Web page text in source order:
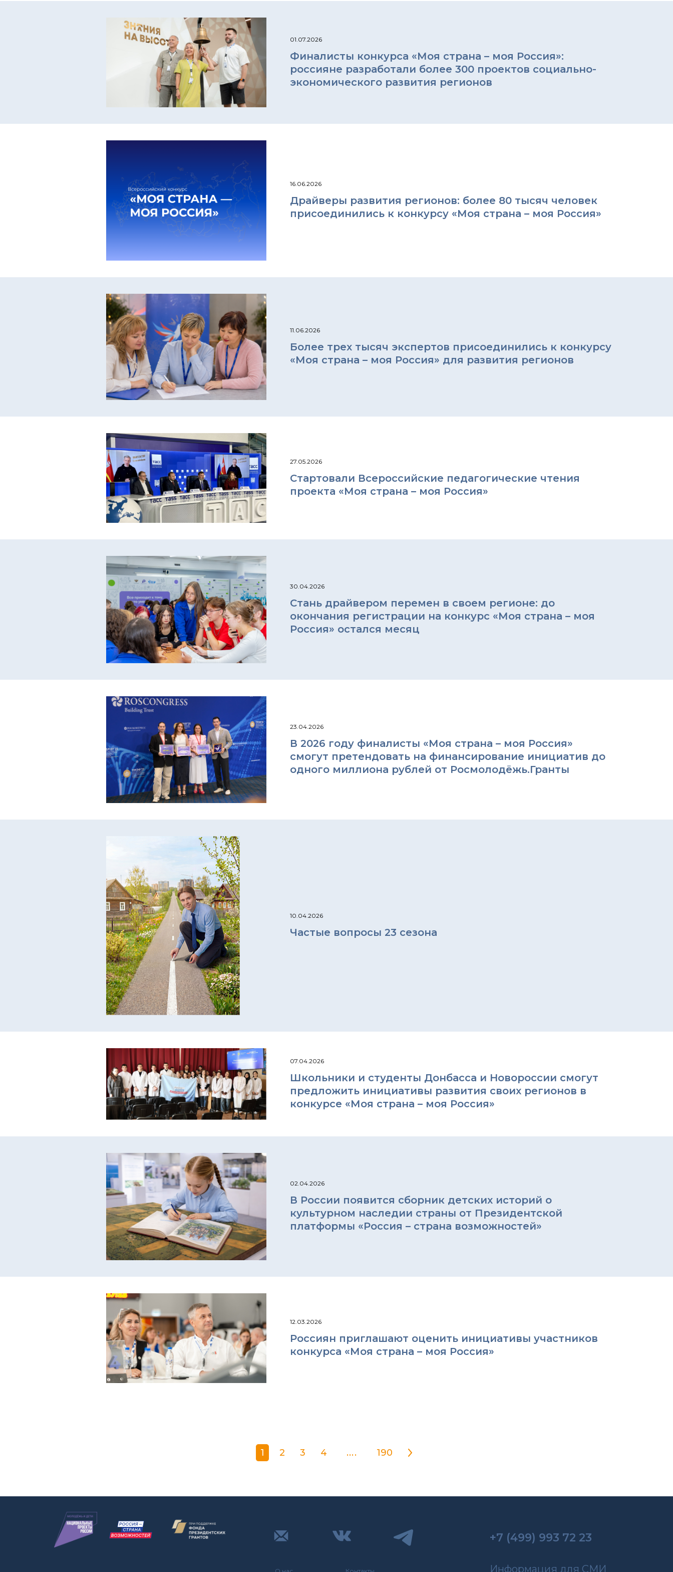
01.07.2026
Финалисты конкурса «Моя страна – моя Россия»:
россияне разработали более 300 проектов социально-
экономического развития регионов
16.06.2026
Драйверы развития регионов: более 80 тысяч человек
присоединились к конкурсу «Моя страна – моя Россия»
11.06.2026
Более трех тысяч экспертов присоединились к конкурсу
«Моя страна – моя Россия» для развития регионов
27.05.2026
Стартовали Всероссийские педагогические чтения
проекта «Моя страна – моя Россия»
30.04.2026
Стань драйвером перемен в своем регионе: до
окончания регистрации на конкурс «Моя страна – моя
Россия» остался месяц
23.04.2026
В 2026 году финалисты «Моя страна – моя Россия»
смогут претендовать на финансирование инициатив до
одного миллиона рублей от Росмолодёжь.Гранты
10.04.2026
Частые вопросы 23 сезона
07.04.2026
Школьники и студенты Донбасса и Новороссии смогут
предложить инициативы развития своих регионов в
конкурсе «Моя страна – моя Россия»
02.04.2026
В России появится сборник детских историй о
культурном наследии страны от Президентской
платформы «Россия – страна возможностей»
12.03.2026
Россиян приглашают оценить инициативы участников
конкурса «Моя страна – моя Россия»
1 2 3 4 .... 190
+7 (499) 993 72 23
Информация для СМИ